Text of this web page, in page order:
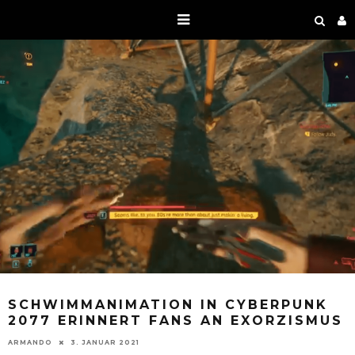
SCHWIMMANIMATION IN CYBERPUNK
2077 ERINNERT FANS AN EXORZISMUS
ARMANDO 3. JANUAR 2021